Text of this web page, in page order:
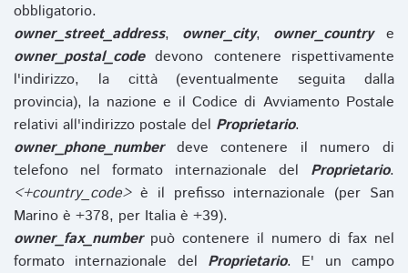
obbligatorio.
owner_street_address, owner_city, owner_countrye
owner_postal_codedevono contenere rispettivamente
l'indirizzo, la città (eventualmente seguita dalla
provincia), la nazione e il Codice di Avviamento Postale
relativi all'indirizzo postale del Proprietario.
owner_phone_numberdeve contenere il numero di
telefono nel formato internazionale del Proprietario.
<+country_code>è il prefisso internazionale (per San
Marino è +378, per Italia è +39).
owner_fax_numberpuò contenere il numero di fax nel
formato internazionale del Proprietario. E' un campo